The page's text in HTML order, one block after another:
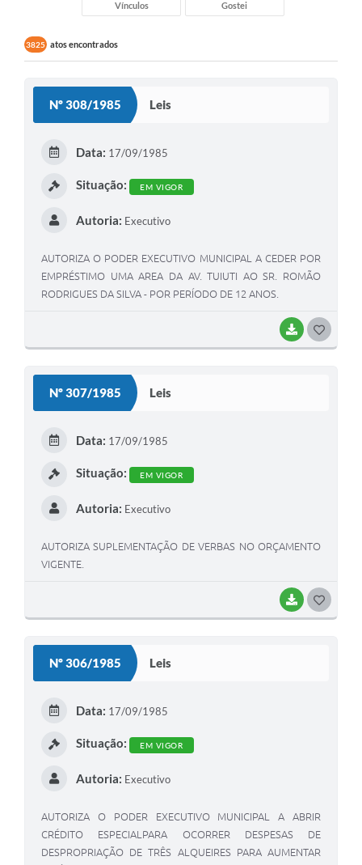
Vínculos Gostei
3825 atos encontrados
Nº 308/1985 Leis
BAIXAR
Data: 17/09/1985
Situação: EM VIGOR
Autoria: Executivo
AUTORIZA O PODER EXECUTIVO MUNICIPAL A CEDER POR
EMPRÉSTIMO UMA AREA DA AV. TUIUTI AO SR. ROMÃO
RODRIGUES DA SILVA - POR PERÍODO DE 12 ANOS.
Nº 307/1985 Leis
BAIXAR
Data: 17/09/1985
Situação: EM VIGOR
Autoria: Executivo
AUTORIZA SUPLEMENTAÇÃO DE VERBAS NO ORÇAMENTO
VIGENTE.
Nº 306/1985 Leis
Data: 17/09/1985
Situação: EM VIGOR
Autoria: Executivo
AUTORIZA O PODER EXECUTIVO MUNICIPAL A ABRIR
CRÉDITO ESPECIALPARA OCORRER DESPESAS DE
DESPROPRIAÇÃO DE TRÊS ALQUEIRES PARA AUMENTAR